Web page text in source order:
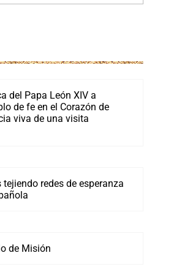
del Papa León XIV a
de fe en el Corazón de
viva de una visita
tejiendo redes de esperanza
de Misión